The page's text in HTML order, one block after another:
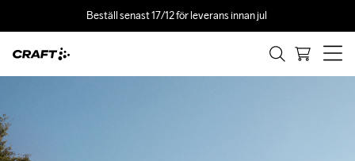
Beställ senast 17/12 för leverans innan jul